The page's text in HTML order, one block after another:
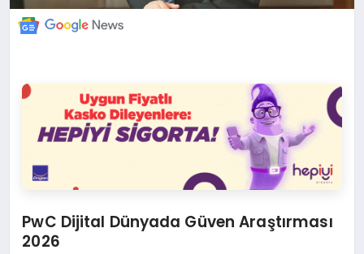
PwC Dijital Dünyada Güven Araştırması
2026